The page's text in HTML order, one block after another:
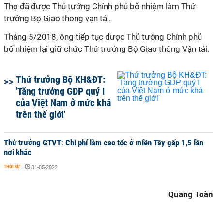
Thọ đã được Thủ tướng Chính phủ bổ nhiệm làm Thứ
trưởng Bộ Giao thông vận tải.
Tháng 5/2018, ông tiếp tục được Thủ tướng Chính phủ
bổ nhiệm lại giữ chức Thứ trưởng Bộ Giao thông Vận tải.
Thứ trưởng Bộ KH&ĐT:
'Tăng trưởng GDP quý I
của Việt Nam ở mức khá
trên thế giới'
Thứ trưởng GTVT: Chi phí làm cao tốc ở miền Tây gấp 1,5 lần
nơi khác
THỜI SỰ - 31-05-2022
Quang Toàn